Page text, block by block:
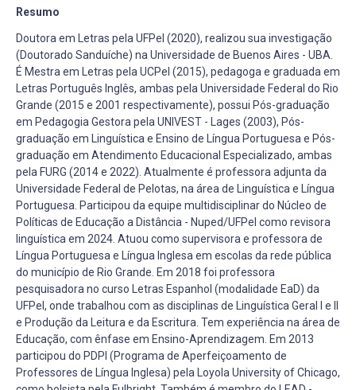
Resumo
Doutora em Letras pela UFPel (2020), realizou sua investigação
(Doutorado Sanduíche) na Universidade de Buenos Aires - UBA.
É Mestra em Letras pela UCPel (2015), pedagoga e graduada em
Letras Português Inglês, ambas pela Universidade Federal do Rio
Grande (2015 e 2001 respectivamente), possui Pós-graduação
em Pedagogia Gestora pela UNIVEST - Lages (2003), Pós-
graduação em Linguística e Ensino de Língua Portuguesa e Pós-
graduação em Atendimento Educacional Especializado, ambas
pela FURG (2014 e 2022). Atualmente é professora adjunta da
Universidade Federal de Pelotas, na área de Linguística e Língua
Portuguesa. Participou da equipe multidisciplinar do Núcleo de
Políticas de Educação a Distância - Nuped/UFPel como revisora
linguística em 2024. Atuou como supervisora e professora de
Língua Portuguesa e Língua Inglesa em escolas da rede pública
do município de Rio Grande. Em 2018 foi professora
pesquisadora no curso Letras Espanhol (modalidade EaD) da
UFPel, onde trabalhou com as disciplinas de Linguística Geral I e II
e Produção da Leitura e da Escritura. Tem experiência na área de
Educação, com ênfase em Ensino-Aprendizagem. Em 2013
participou do PDPI (Programa de Aperfeiçoamento de
Professores de Língua Inglesa) pela Loyola University of Chicago,